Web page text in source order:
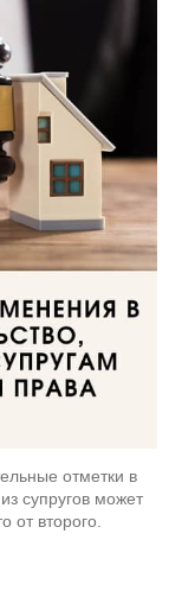
отметки в
супругов может
от второго.